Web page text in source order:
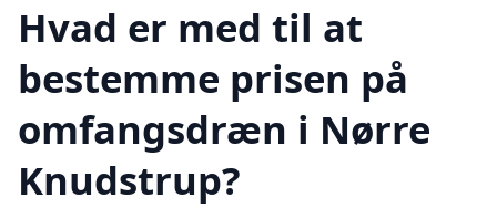
Hvad er med til at
bestemme prisen på
omfangsdræn i Nørre
Knudstrup?